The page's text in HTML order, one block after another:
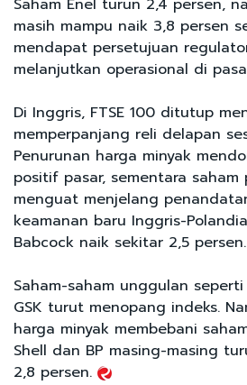
Saham Enel turun 2,4 persen,
masih mampu naik 3,8 persen
mendapat persetujuan
melanjutkan operasional di
Di Inggris, FTSE 100 ditutup
memperpanjang reli delapan
Penurunan harga minyak
positif pasar, sementara saham
menguat menjelang
keamanan baru Inggris-
Babcock naik sekitar 2,5 persen.
Saham-saham unggulan seperti
GSK turut menopang indeks.
harga minyak membebani
Shell dan BP masing-masing
2,8 persen.